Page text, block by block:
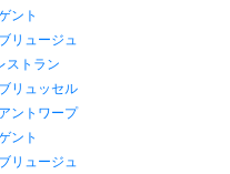
ント
ブリュージュ
ストラン
ブリュッセル
アントワープ
ント
ブリュージュ